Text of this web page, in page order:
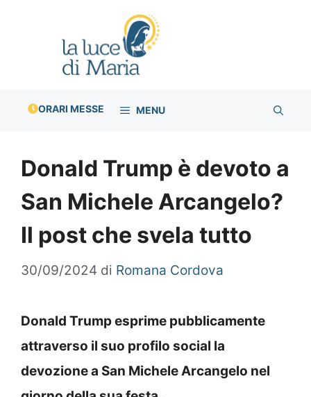
ORARI MESSE MENU
Donald Trump è devoto a
San Michele Arcangelo?
Il post che svela tutto
30/09/2024 di Romana Cordova
Donald Trump esprime pubblicamente
attraverso il suo profilo social la
devozione a San Michele Arcangelo nel